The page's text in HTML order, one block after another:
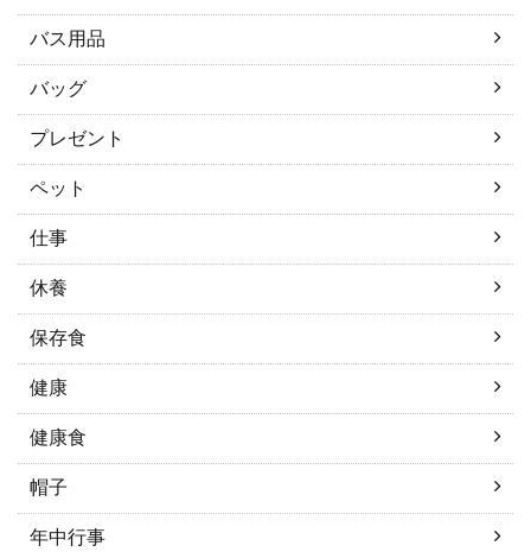
バス用品
バッグ
プレゼント
ペット
仕事
休養
保存食
健康
健康食
帽子
年中行事